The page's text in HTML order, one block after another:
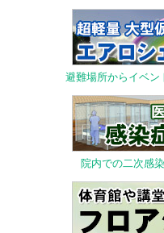
避難場所からイベン
院内での二次感